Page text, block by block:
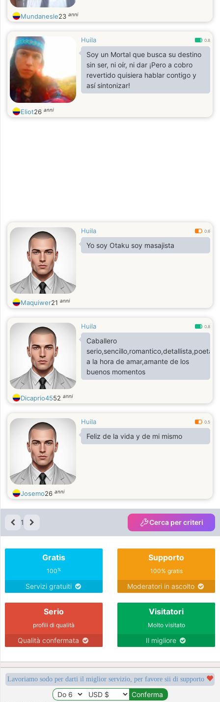
Mundanesle23 anni
Huila 0.8
Soy un Mortal que busca su destino
sin ser, ni oír, ni dar ¡Pero a cobro
revertido quisiera hablar contigo y
así sintonizar!
Eliot26 anni
Huila 0.6
Yo soy Otaku soy masajista
Maquiwer21 anni
Huila 0.8
Caballero
a la hora de amar,amante de los
buenos momentos
Dicaprio4552 anni
Huila 0.5
Feliz de la vida y de mi mismo
Josemo26 anni
1 Cerca per criteri
Gratis
100%
Servizi gratuiti
Supporto
100% gratis
Moderatori in ascolto
Serio
profili di qualità
Qualità confermata
Visitatori
Molto visitato
Il migliore
Lavoriamo sodo per darti il miglior servizio, per favore sii di supporto